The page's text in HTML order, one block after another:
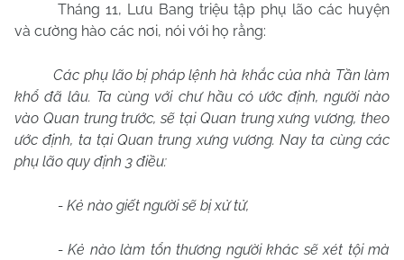
Tháng 11, Lưu Bang triệu tập phụ lão các huyện
và cường hào các nơi, nói với họ rằng:
Các phụ lão bị pháp lệnh hà khắc của nhà Tần làm
khổ đã lâu. Ta cùng với chư hầu có ước định, người nào
vào Quan trung trước, sẽ tại Quan trung xưng vương, theo
ước định, ta tại Quan trung xưng vương. Nay ta cùng các
phụ lão quy định 3 điều:
- Kẻ nào giết người sẽ bị xử tử,
- Kẻ nào làm tổn thương người khác sẽ xét tội mà